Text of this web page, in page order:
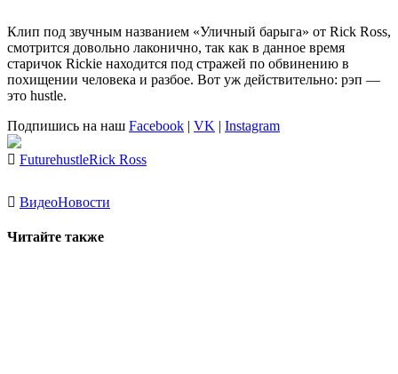
Клип под звучным названием «Уличный барыга» от Rick Ross,
смотрится довольно лаконично, так как в данное время
старичок Rickie находится под стражей по обвинению в
похищении человека и разбое. Вот уж действительно: рэп —
это hustle.
Подпишись на наш Facebook | VK | Instagram
FuturehustleRick Ross
ВидеоНовости
Читайте также